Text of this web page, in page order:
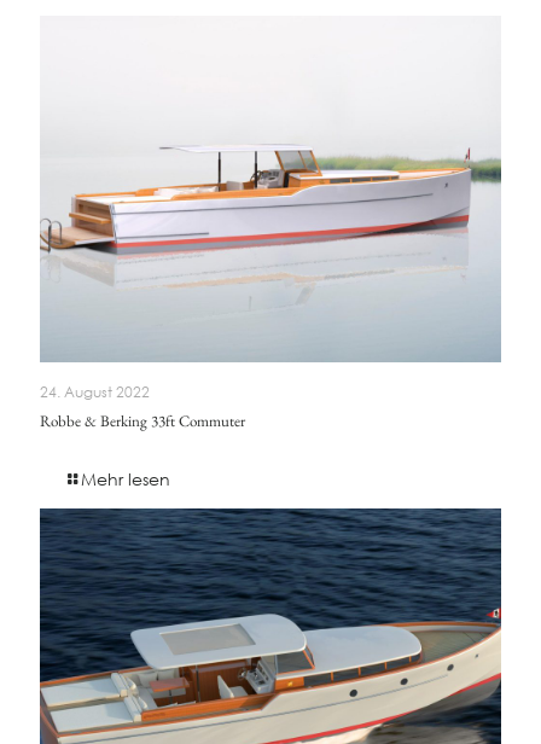
24. August 2022
Robbe & Berking 33ft Commuter
Mehr lesen